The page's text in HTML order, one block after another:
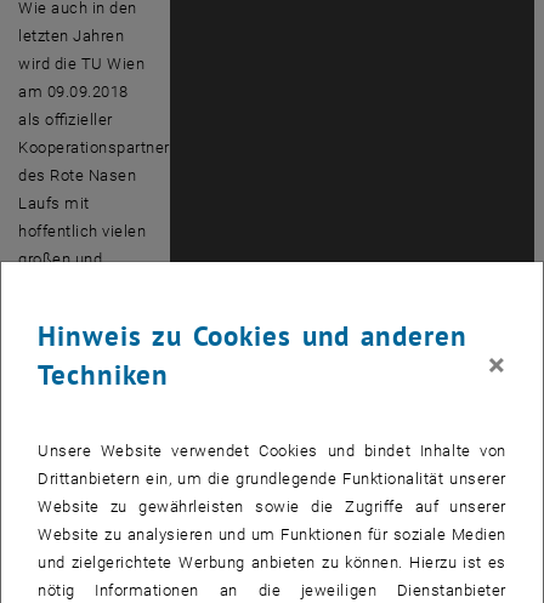
Wie auch in den
letzten Jahren
wird die TU Wien
am 09.09.2018
als offizieller
Kooperationspartner
des Rote Nasen
Laufs mit
hoffentlich vielen
großen und
an den Start
gehen. Details
Anmeldung unter:
<link https:
www.tuwien.ac.at
dle
personalentwicklung
betriebliche_gesundheitsfoerderung
Hinweis zu Cookies und anderen
Techniken
×
Unsere Website verwendet Cookies und bindet Inhalte von
Drittanbietern ein, um die grundlegende Funktionalität unserer
Website zu gewährleisten sowie die Zugriffe auf unserer
Website zu analysieren und um Funktionen für soziale Medien
und zielgerichtete Werbung anbieten zu können. Hierzu ist es
nötig Informationen an die jeweiligen Dienstanbieter